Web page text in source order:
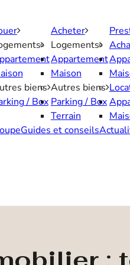
biens
/ Box
Acheter
Logements
Appartement
Maison
Autres biens
Parking / Box
Terrain
Guides et conseils